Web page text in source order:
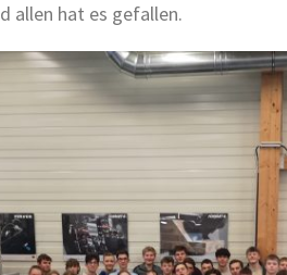
allen hat es gefallen.